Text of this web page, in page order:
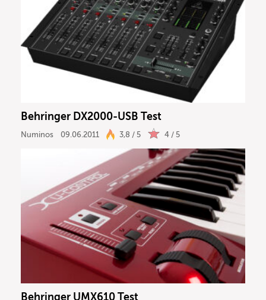
Behringer DX2000-USB Test
Numinos 09.06.2011 3,8 / 5 4 / 5
Behringer UMX610 Test